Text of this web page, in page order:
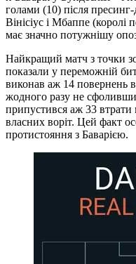
голами (10) після
Вінісіус і Мбаппе (королі
має значно потужнішу
Найкращий матч з точки
показали у переможній
виконав аж 14 повернень
жодного разу не сфоливши
припустився аж 33 втрати
власних воріт. Цей факт
протистояння з Баварією.